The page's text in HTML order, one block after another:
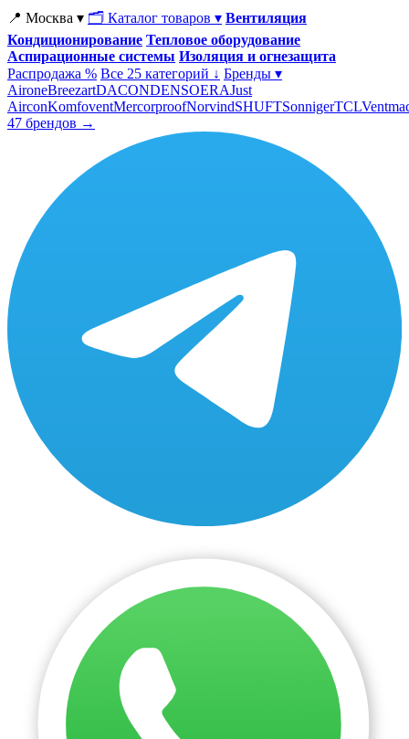
📍 Москва ▾ 🗂 Каталог товаров ▾ Вентиляция
Кондиционирование Тепловое оборудование
Аспирационные системы Изоляция и огнезащита
Распродажа % Все 25 категорий ↓ Бренды ▾
AironeBreezartDACONDENSOERAJust
AirconKomfoventMercorproofNorvindSHUFTSonnigerTCL
47 брендов →